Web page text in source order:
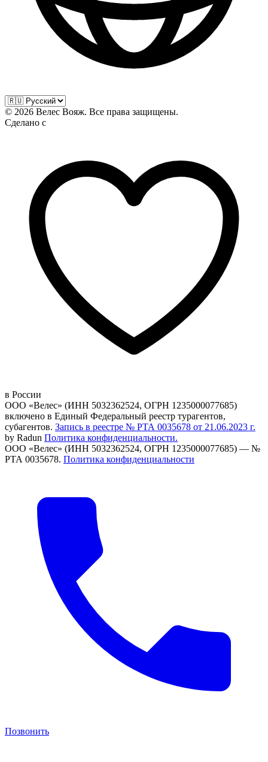
© 2026 Велес Вояж. Все права защищены.
Сделано с
в России
ООО «Велес» (ИНН 5032362524, ОГРН 1235000077685)
включено в Единый Федеральный реестр турагентов,
субагентов. Запись в реестре № РТА 0035678 от 21.06.2023 г.
by Radun Политика конфиденциальности.
ООО «Велес» (ИНН 5032362524, ОГРН 1235000077685) — №
РТА 0035678. Политика конфиденциальности
Позвонить